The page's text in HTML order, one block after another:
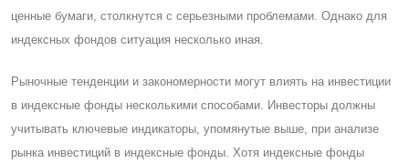
ценные бумаги, столкнутся с серьезными проблемами. Однако для
индексных фондов ситуация несколько иная.
Рыночные тенденции и закономерности могут влиять на инвестиции
в индексные фонды несколькими способами. Инвесторы должны
учитывать ключевые индикаторы, упомянутые выше, при анализе
рынка инвестиций в индексные фонды. Хотя индексные фонды